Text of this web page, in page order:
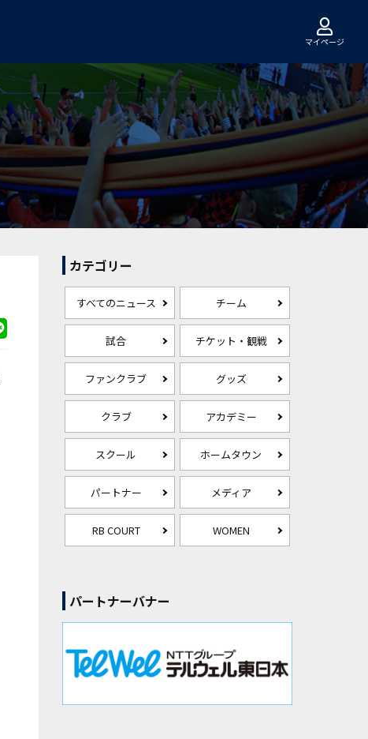
マイページ
カテゴリー
すべてのニュース チーム
試合 チケット・観戦
ファンクラブ グッズ
クラブ アカデミー
スクール ホームタウン
パートナー メディア
RB COURT WOMEN
パートナーバナー